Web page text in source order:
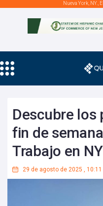
Nueva York, NY.,
Descubre los
fin de
Trabajo en NY
29 de agosto de 2025 , 10:11